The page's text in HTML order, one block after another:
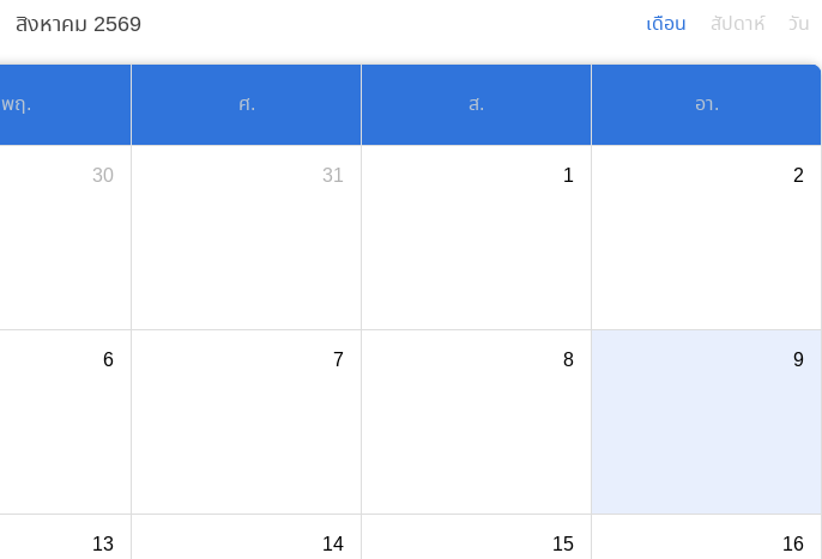
สิงหาคม 2569 เดือน สัปดาห์ วัน
พฤ. ศ. ส. อา.
30 31 1 2
6 7 8 9
13 14 15 16